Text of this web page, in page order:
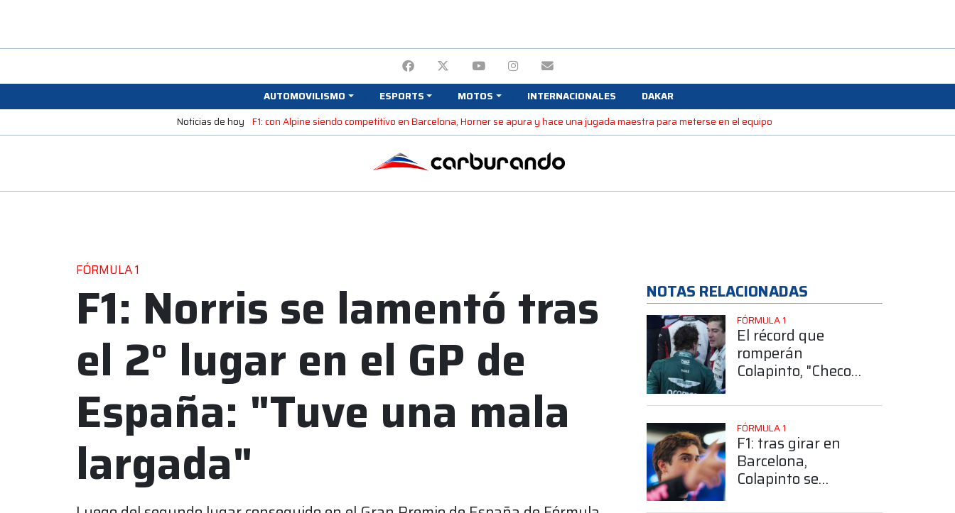
AUTOMOVILISMO ESPORTS MOTOS INTERNACIONALES
DAKAR
Noticias de hoy F1: con Alpine siendo competitivo en Barcelona, Horner se apura y hace una jugada maestra para meterse en el equipo
FÓRMULA 1
F1: Norris se lamentó tras
el 2° lugar en el GP de
España: "Tuve una mala
largada"
NOTAS RELACIONADAS
FÓRMULA 1
El récord que
romperán
Colapinto, "Checo"
Sainz en la F1 ¿De
que se trata?
FÓRMULA 1
F1: tras girar en
Barcelona,
Colapinto se